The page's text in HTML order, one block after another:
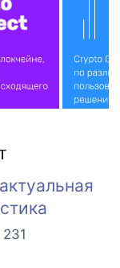
231